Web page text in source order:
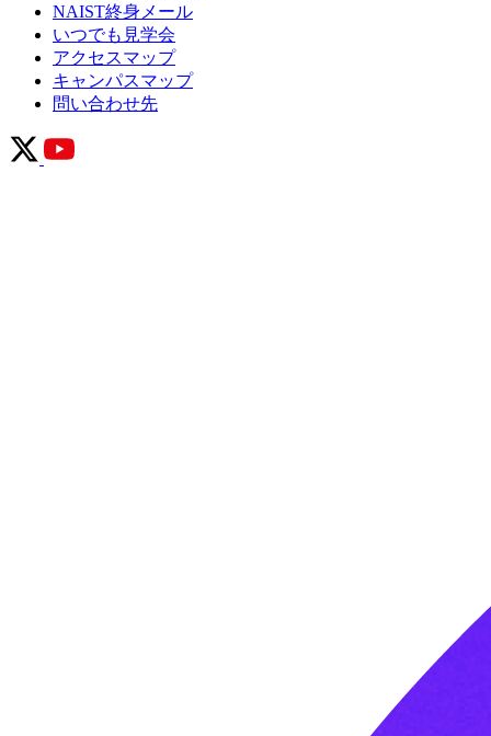
NAIST終身メール
いつでも見学会
アクセスマップ
キャンパスマップ
問い合わせ先